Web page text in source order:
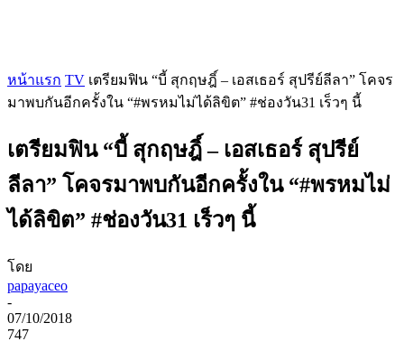
หน้าแรก TV เตรียมฟิน “บี้ สุกฤษฎิ์ – เอสเธอร์ สุปรีย์ลีลา” โคจร
มาพบกันอีกครั้งใน “#พรหมไม่ได้ลิขิต” #ช่องวัน31 เร็วๆ นี้
เตรียมฟิน “บี้ สุกฤษฎิ์ – เอสเธอร์ สุปรีย์
ลีลา” โคจรมาพบกันอีกครั้งใน “#พรหมไม่
ได้ลิขิต” #ช่องวัน31 เร็วๆ นี้
โดย
papayaceo
-
07/10/2018
747